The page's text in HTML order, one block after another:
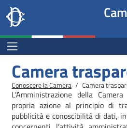
Salta al contenuto principale
Salta al menu di navigazione
Site
header
block
Camera dei deputati
Menu Bar block
Camera
Briciole di pane
Conoscere la Camera Camera
L’Amministrazione della
propria azione al principio di
pubblicità e conoscibilità di dati,
Fine pagina
Salta al contenuto principale
Salta al menu di navigazione
Vai a inizio pagina